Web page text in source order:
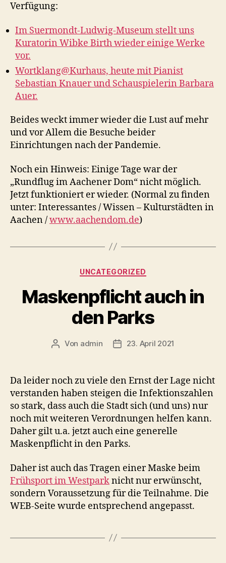
Verfügung:
Im Suermondt-Ludwig-Museum stellt uns
Kuratorin Wibke Birth wieder einige Werke
vor.
Wortklang@Kurhaus, heute mit Pianist
Sebastian Knauer und Schauspielerin Barbara
Auer.
Beides weckt immer wieder die Lust auf mehr
und vor Allem die Besuche beider
Einrichtungen nach der Pandemie.
Noch ein Hinweis: Einige Tage war der
„Rundflug im Aachener Dom“ nicht möglich.
Jetzt funktioniert er wieder. (Normal zu finden
unter: Interessantes / Wissen – Kulturstädten in
Aachen /www.aachendom.de)
Kategorien
UNCATEGORIZED
Maskenpflicht auch in
den Parks
Beitragsautor
Von admin Veröffentlichungsdatum
23. April 2021
Da leider noch zu viele den Ernst der Lage nicht
verstanden haben steigen die Infektionszahlen
so stark, dass auch die Stadt sich (und uns) nur
noch mit weiteren Verordnungen helfen kann.
Daher gilt u.a. jetzt auch eine generelle
Maskenpflicht in den Parks.
Daher ist auch das Tragen einer Maske beim
Frühsport im Westparknicht nur erwünscht,
sondern Voraussetzung für die Teilnahme. Die
WEB-Seite wurde entsprechend angepasst.